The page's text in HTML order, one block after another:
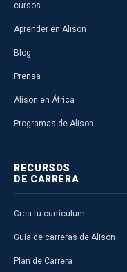
cursos
Aprender en Alison
Blog
Prensa
Alison en África
Programas de Alison
RECURSOS
DE CARRERA
Crea tu currículum
Guía de carreras de Alison
Plan de Carrera